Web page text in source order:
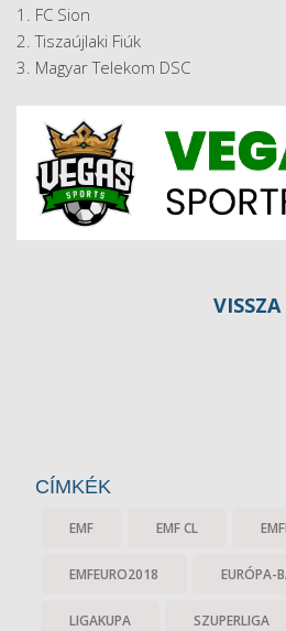
1. FC Sion
2. Tiszaújlaki Fiúk
3. Magyar Telekom DSC
VISSZA
CÍMKÉK
EMF EMF CL
EMFEURO2018 EURÓPA-
LIGAKUPA SZUPERLIGA